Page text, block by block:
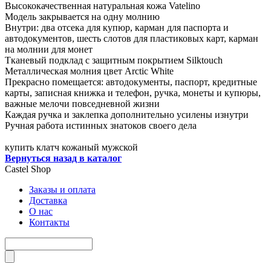
Высококачественная натуральная кожа Vatelino
Модель закрывается на одну молнию
Внутри: два отсека для купюр, карман для паспорта и
автодокументов, шесть слотов для пластиковых карт, карман
на молнии для монет
Тканевый подклад с защитным покрытием Silktouch
Металлическая молния цвет Arctic White
Прекрасно помещается: автодокументы, паспорт, кредитные
карты, записная книжка и телефон, ручка, монеты и купюры,
важные мелочи повседневной жизни
Каждая ручка и заклепка дополнительно усилены изнутри
Ручная работа истинных знатоков своего дела
купить клатч кожаный мужской
Вернуться назад в каталог
Castel Shop
Заказы и оплата
Доставка
О нас
Контакты